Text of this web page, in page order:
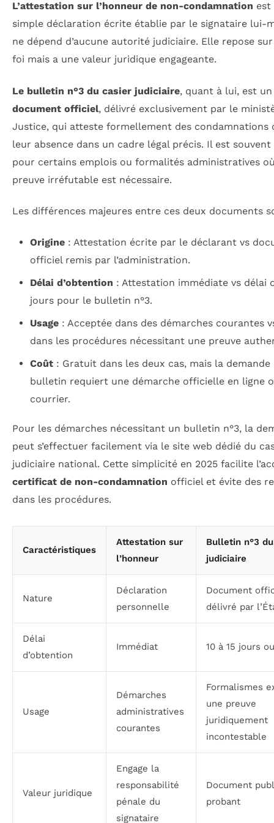
L’attestation sur l’honneur de non-condamnation est
simple déclaration écrite établie par le signataire lui-
ne dépend d’aucune autorité judiciaire. Elle repose
foi mais a une valeur juridique engageante.
Le bulletin n°3 du casier judiciaire, quant à lui, est un
document officiel, délivré exclusivement par le
Justice, qui atteste formellement des condamnations
leur absence dans un cadre légal précis. Il est souvent
pour certains emplois ou formalités administratives
preuve irréfutable est nécessaire.
Les différences majeures entre ces deux documents
Origine: Attestation écrite par le déclarant vs
officiel remis par l’administration.
Délai d’obtention : Attestation immédiate vs délai
jours pour le bulletin n°3.
Usage: Acceptée dans des démarches courantes
dans les procédures nécessitant une preuve
Coût: Gratuit dans les deux cas, mais la demande
bulletin requiert une démarche officielle en ligne
courrier.
Pour les démarches nécessitant un bulletin n°3, la
peut s’effectuer facilement via le site web dédié du
judiciaire national. Cette simplicité en 2025 facilite
certificat de non-condamnation officiel et évite des
dans les procédures.
Caractéristiques
Attestation sur
l’honneur
Bulletin n°3
judiciaire
Nature
Déclaration
personnelle
Document
délivré par
Délai
d’obtention
Immédiat 10 à 15 jours
Usage
Démarches
administratives
courantes
Formalismes
une preuve
juridiquement
incontestable
Valeur juridique
Engage la
responsabilité
pénale du
signataire
Document
probant